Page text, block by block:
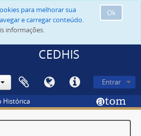
Ok
para melhorar sua
e carregar conteúdo.
informações.
CEDHIS
Entrar
Histórica